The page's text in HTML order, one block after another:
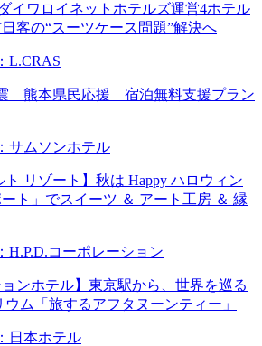
イワロイネットホテルズ運営4ホテル
客の“スーツケース問題”解決へ
L.CRAS
熊本県民応援 宿泊無料支援プラン
サムソンホテル
ト リゾート】秋は Happy ハロウィン
ート」でスイーツ ＆ アート工房 ＆ 縁
H.P.D.コーポレーション
ョンホテル】東京駅から、世界を巡る
ム「旅するアフタヌーンティー」
日本ホテル